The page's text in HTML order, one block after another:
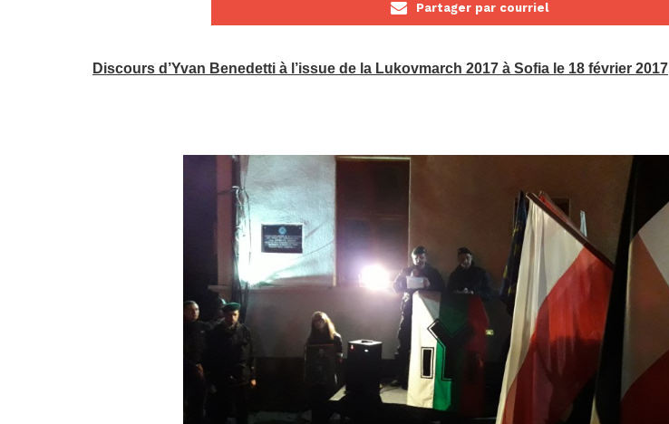
Partager par courriel
Discours d’Yvan Benedetti à l’issue de la Lukovmarch 2017 à Sofia le 18 février 2017